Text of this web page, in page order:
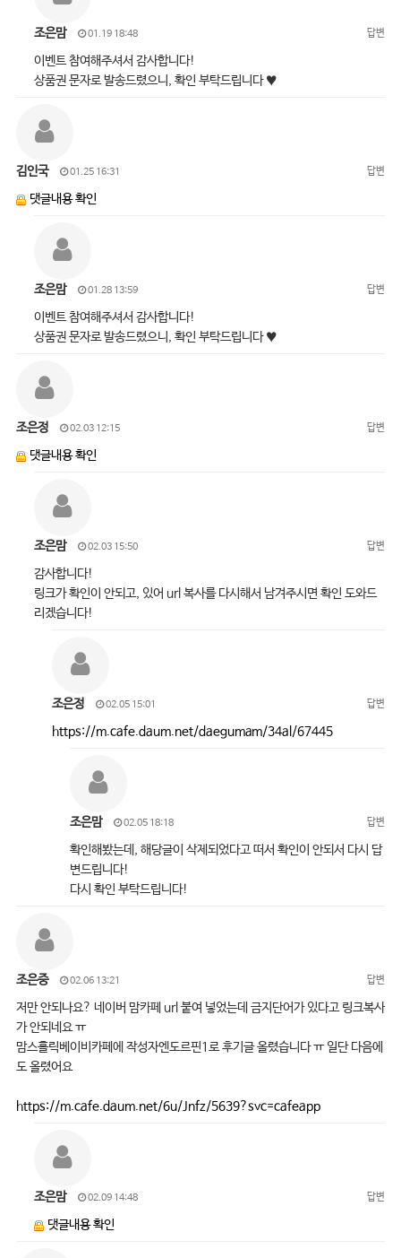
조은맘 01.19 18:48 답변
이벤트 참여해주셔서 감사합니다!
상품권 문자로 발송드렸으니, 확인 부탁드립니다 ♥
김인국 01.25 16:31 답변
댓글내용 확인
조은맘 01.28 13:59 답변
이벤트 참여해주셔서 감사합니다!
상품권 문자로 발송드렸으니, 확인 부탁드립니다 ♥
조은정 02.03 12:15 답변
댓글내용 확인
조은맘 02.03 15:50 답변
감사합니다!
링크가 확인이 안되고, 있어 url 복사를 다시해서 남겨주시면 확인 도와드
리겠습니다!
조은정 02.05 15:01 답변
https://m.cafe.daum.net/daegumam/34al/67445
조은맘 02.05 18:18 답변
확인해봤는데, 해당글이 삭제되었다고 떠서 확인이 안되서 다시 답
변드립니다!
다시 확인 부탁드립니다!
조은중 02.06 13:21 답변
저만 안되나요? 네이버 맘카페 url 붙여 넣었는데 금지단어가 있다고 링크복사
가 안되네요 ㅠ
맘스홀릭베이비카페에 작성자엔도르핀1로 후기글 올렸습니다 ㅠ 일단 다음에
도 올렸어요
https://m.cafe.daum.net/6u/Jnfz/5639?svc=cafeapp
조은맘 02.09 14:48 답변
댓글내용 확인